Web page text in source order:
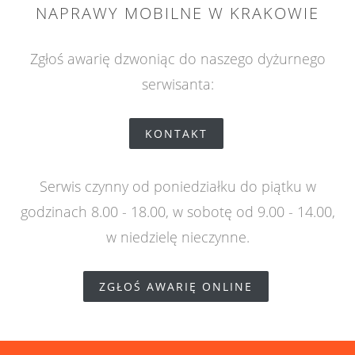
NAPRAWY MOBILNE W KRAKOWIE
Zgłoś awarię dzwoniąc do naszego dyżurnego
serwisanta:
KONTAKT
Serwis czynny od poniedziałku do piątku w
godzinach 8.00 - 18.00, w sobotę od 9.00 - 14.00,
w niedzielę nieczynne.
ZGŁOŚ AWARIĘ ONLINE